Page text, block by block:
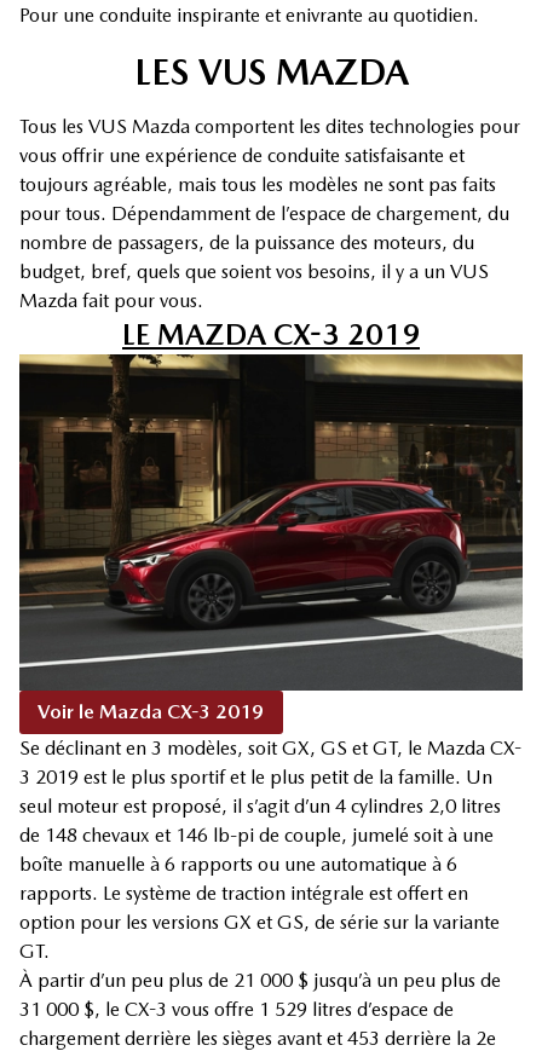
Pour une conduite inspirante et enivrante au quotidien.
LES VUS MAZDA
Tous les VUS Mazda comportent les dites technologies pour
vous offrir une expérience de conduite satisfaisante et
toujours agréable, mais tous les modèles ne sont pas faits
pour tous. Dépendamment de l’espace de chargement, du
nombre de passagers, de la puissance des moteurs, du
budget, bref, quels que soient vos besoins, il y a un VUS
Mazda fait pour vous.
LE MAZDA CX-3 2019
Voir le Mazda CX-3 2019
Se déclinant en 3 modèles, soit GX, GS et GT, le Mazda CX-
3 2019 est le plus sportif et le plus petit de la famille. Un
seul moteur est proposé, il s’agit d’un 4 cylindres 2,0 litres
de 148 chevaux et 146 lb-pi de couple, jumelé soit à une
boîte manuelle à 6 rapports ou une automatique à 6
rapports. Le système de traction intégrale est offert en
option pour les versions GX et GS, de série sur la variante
GT.
À partir d’un peu plus de 21 000 $ jusqu’à un peu plus de
31 000 $, le CX-3 vous offre 1 529 litres d’espace de
chargement derrière les sièges avant et 453 derrière la 2e